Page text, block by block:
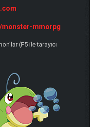
monster-mmorpg
(F5 ile tarayıcı